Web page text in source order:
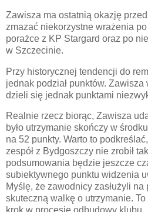
Zawisza ma ostatnią okazję
zmazać niekorzystne wrażenia
porażce z KP Stargard oraz po
w Szczecinie.
Przy historycznej tendencji do
jednak podział punktów.
dzieli się jednak punktami
Realnie rzecz biorąc, Zawisza
było utrzymanie skończy w
na 52 punkty. Warto to
zespół z Bydgoszczy nie zrobił
podsumowania będzie jeszcze
subiektywnego punktu widzenia
Myślę, że zawodnicy zasłużyli
skuteczną walkę o utrzymanie.